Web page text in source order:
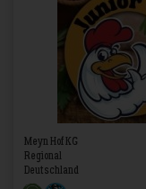
Meyn Hof KG
Regional
Deutschland